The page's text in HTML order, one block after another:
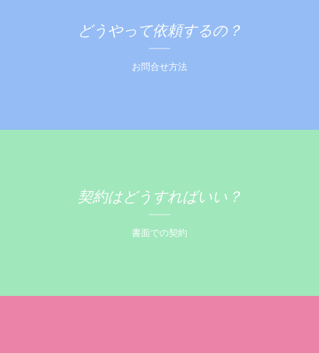
どうやって依頼するの？
お問合せ方法
契約はどうすればいい？
書面での契約